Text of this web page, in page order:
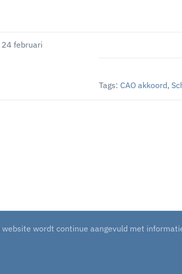
februari
Tags: CAO akkoord,
website wordt continue aangevuld met